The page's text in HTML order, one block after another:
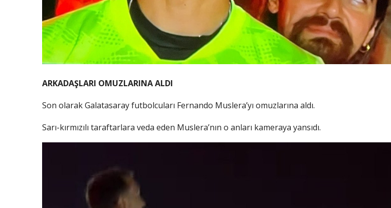
ARKADAŞLARI OMUZLARINA ALDI
Son olarak Galatasaray futbolcuları Fernando Muslera’yı omuzlarına aldı.
Sarı-kırmızılı taraftarlara veda eden Muslera’nın o anları kameraya yansıdı.